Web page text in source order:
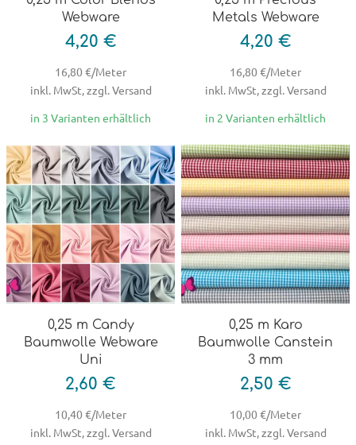
Webware
4,20 €
16,80 €/Meter
inkl. MwSt, zzgl. Versand
in 3 Varianten erhältlich
Metals Webware
4,20 €
16,80 €/Meter
inkl. MwSt, zzgl. Versand
in 2 Varianten erhältlich
0,25 m Candy
Baumwolle Webware
Uni
2,60 €
10,40 €/Meter
inkl. MwSt, zzgl. Versand
0,25 m Karo
Baumwolle Canstein
3 mm
2,50 €
10,00 €/Meter
inkl. MwSt, zzgl. Versand